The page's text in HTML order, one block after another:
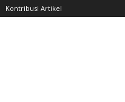
Kontribusi Artikel